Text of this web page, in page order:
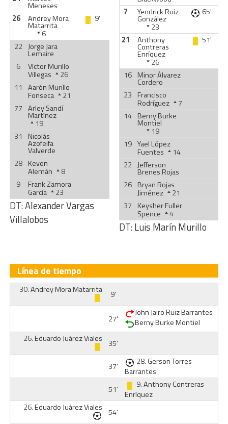
Meneses
26
Andrey Mora
Matarrita
6
9'
22 Jorge Jara
Lemaire
6
Víctor Murillo
Villegas
26
11 Aarón Murillo
Fonseca
21
77 Arley Sandí
Martínez
19
31 Nicolás
Azofeifa
Valverde
28 Keven
Alemán
8
9
Frank Zamora
García 23
DT:Alexander Vargas
Villalobos
7
Yendrick Ruiz
González
23
65'
21 Anthony
Contreras
Enríquez
26
51'
16 Minor Álvarez
Cordero
23 Francisco
Rodríguez
7
14 Berny Burke
Montiel
19
19 Yael López
Fuentes
14
22 Jefferson
Brenes Rojas
26 Bryan Rojas
Jiménez
21
37 Keysher Fuller
Spence 4
DT:Luis Marín Murillo
Línea de tiempo
30.Andrey Mora Matarrita 9'
27'
John Jairo Ruiz Barrantes
Berny Burke Montiel
26.Eduardo Juárez Viales 35'
37' 28.Gerson Torres
Barrantes
51'
9.Anthony Contreras
Enríquez
26.Eduardo Juárez Viales 54'